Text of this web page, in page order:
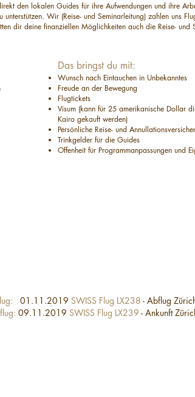
Das bringst du mit:
Wunsch nach Eintauchen in Unbekanntes
Freude an der Bewegung
Flugtickets
Visum (kann für 25 amerikanische Dollar
Kairo gekauft werden)
Persönliche Reise- und
Trinkgelder für die Guides
Offenheit für Programmanpassungen und
01.11.2019 SWISS Flug LX238 - Abflug
09.11.2019 SWISS Flug LX239 - Ankunft
den lokalen Guides für ihre Aufwendungen und ihre
Wir (Reise- und Seminarleitung) zahlen uns
dir deine finanziellen Möglichkeiten auch die Reise-